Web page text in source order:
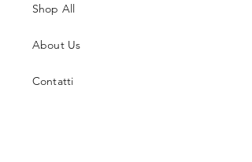
Shop All
About Us
Contatti